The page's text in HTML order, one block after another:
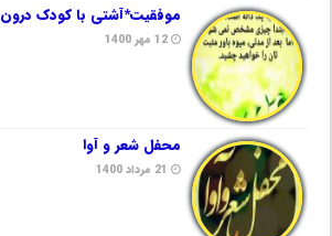
موفقیت*آشتی با کودک درون
12 مهر 1400
محفل شعر و آوا
21 مرداد 1400